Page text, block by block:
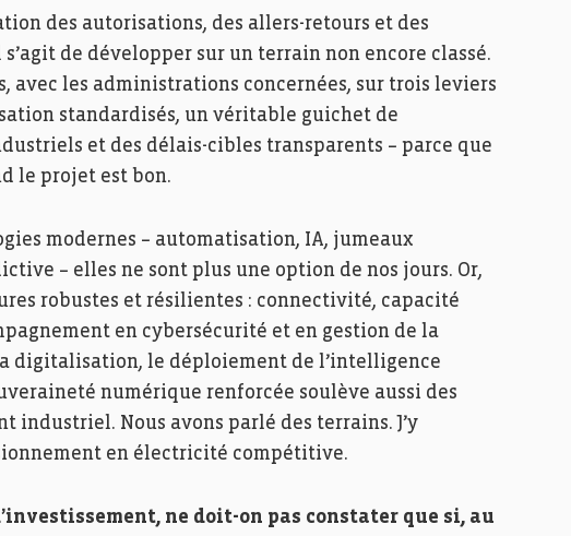
des autorisations, des allers-retours et des
s’agit de développer sur un terrain non encore classé.
avec les administrations concernées, sur trois leviers
standardisés, un véritable guichet de
et des délais-cibles transparents – parce que
le projet est bon.
modernes – automatisation, IA, jumeaux
– elles ne sont plus une option de nos jours. Or,
robustes et résilientes : connectivité, capacité
en cybersécurité et en gestion de la
digitalisation, le déploiement de l’intelligence
numérique renforcée soulève aussi des
industriel. Nous avons parlé des terrains. J’y
en électricité compétitive.
ne doit-on pas constater que si, au